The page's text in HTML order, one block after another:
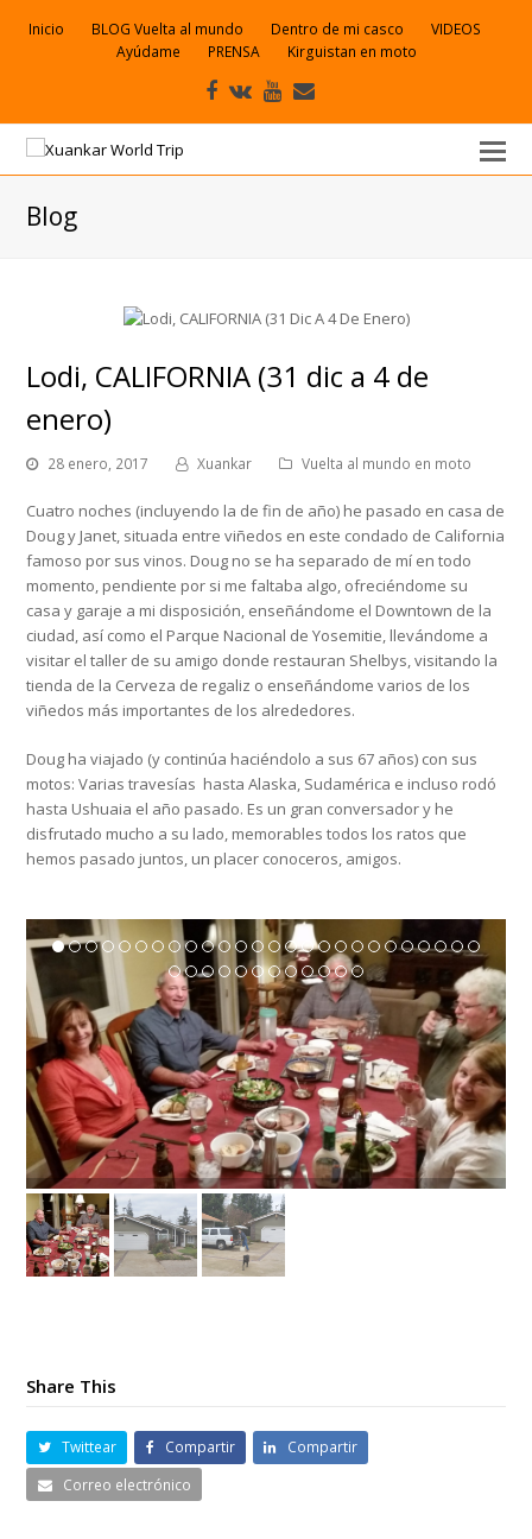
Inicio BLOG Vuelta al mundo Dentro de mi casco
VIDEOS
Ayúdame
PRENSA Kirguistan en moto
Facebook
VK Youtube
electrónico
Blog
Lodi, CALIFORNIA (31 dic a 4 de
enero)
28 enero, 2017 Xuankar Vuelta al mundo en moto
Cuatro noches (incluyendo la de fin de año) he pasado en casa de
Doug y Janet, situada entre viñedos en este condado de California
famoso por sus vinos. Doug no se ha separado de mí en todo
momento, pendiente por si me faltaba algo, ofreciéndome su
casa y garaje a mi disposición, enseñándome el Downtown de la
ciudad, así como el Parque Nacional de Yosemitie, llevándome a
visitar el taller de su amigo donde restauran Shelbys, visitando la
tienda de la Cerveza de regaliz o enseñándome varios de los
viñedos más importantes de los alrededores.
Doug ha viajado (y continúa haciéndolo a sus 67 años) con sus
motos: Varias travesías hasta Alaska, Sudamérica e incluso rodó
hasta Ushuaia el año pasado. Es un gran conversador y he
disfrutado mucho a su lado, memorables todos los ratos que
hemos pasado juntos, un placer conoceros, amigos.
Share This
Twittear Compartir
Compartir
Correo electrónico